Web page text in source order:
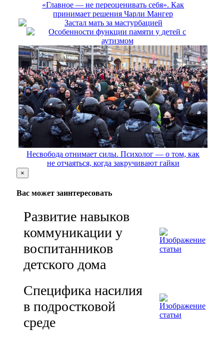
«Главное — не переоценивать себя». Как
принимает решения Чарли Мангер
Застал мать за мастурбацией
Особенности функции памяти у детей с
аутизмом
Несвобода отнимает силы. Психолог — о том, как
не отчаяться, когда закручивают гайки
×
Вас может заинтересовать
Развитие навыков
коммуникации у
воспитанников
детского дома
Специфика насилия
в подростковой
среде